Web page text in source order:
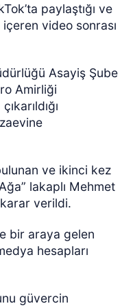
paylaştığı ve
video sonrası
Asayiş Şube
Amirliği
ve ikinci kez
lakaplı Mehmet
verildi.
bir araya gelen
hesapları
güvercin